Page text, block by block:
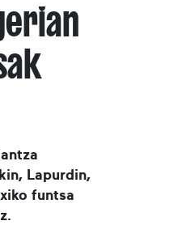
Lapurdin,
funtsa